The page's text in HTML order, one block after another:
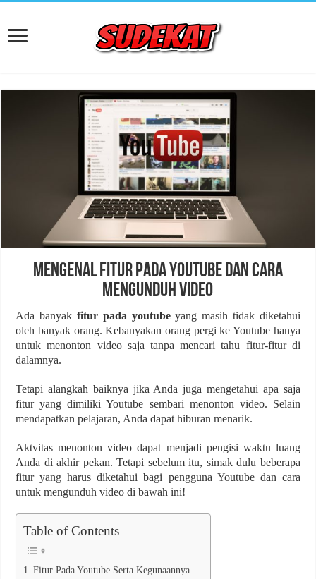
Mengenal Fitur Pada Youtube dan Cara
Mengunduh Video
Ada banyak fitur pada youtubeyang masih tidak diketahui
oleh banyak orang. Kebanyakan orang pergi ke Youtube hanya
untuk menonton video saja tanpa mencari tahu fitur-fitur di
dalamnya.
Tetapi alangkah baiknya jika Anda juga mengetahui apa saja
fitur yang dimiliki Youtube sembari menonton video. Selain
mendapatkan pelajaran, Anda dapat hiburan menarik.
Aktvitas menonton video dapat menjadi pengisi waktu luang
Anda di akhir pekan. Tetapi sebelum itu, simak dulu beberapa
fitur yang harus diketahui bagi pengguna Youtube dan cara
untuk mengunduh video di bawah ini!
Table of Contents
Fitur Pada Youtube Serta Kegunaannya